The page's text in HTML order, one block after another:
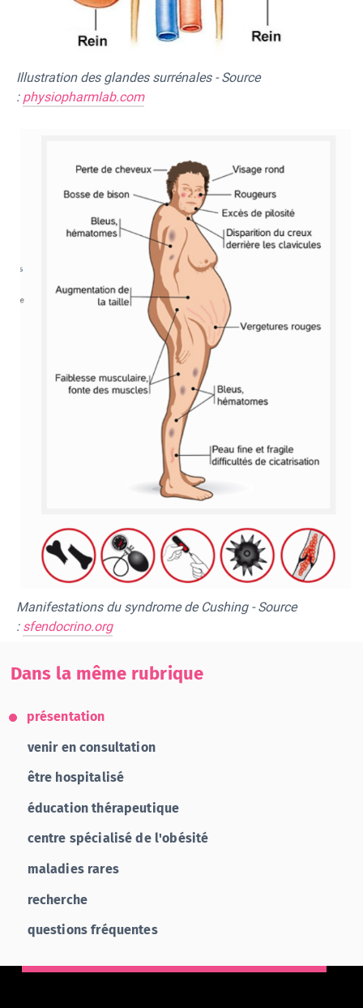
Illustration des glandes surrénales - Source
:physiopharmlab.com
Manifestations du syndrome de Cushing - Source
:sfendocrino.org
Dans la même rubrique
présentation
venir en consultation
être hospitalisé
éducation thérapeutique
centre spécialisé de l'obésité
maladies rares
recherche
questions fréquentes